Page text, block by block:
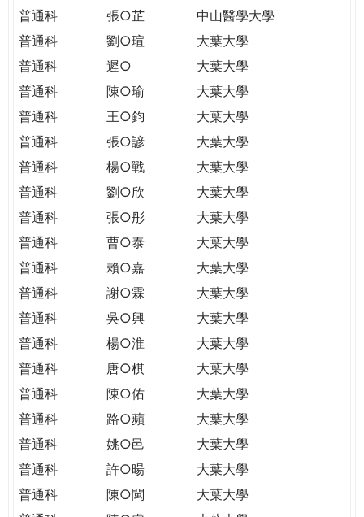
普通科
張○芷
中山醫學大學
普通科
劉○瑄
大葉大學
普通科
遲○
大葉大學
普通科
陳○瑜
大葉大學
普通科
王○鈞
大葉大學
普通科
張○諺
大葉大學
普通科
楊○戰
大葉大學
普通科
劉○欣
大葉大學
普通科
張○彤
大葉大學
普通科
曹○泰
大葉大學
普通科
賴○嘉
大葉大學
普通科
謝○霖
大葉大學
普通科
吳○興
大葉大學
普通科
楊○淮
大葉大學
普通科
唐○棋
大葉大學
普通科
陳○佑
大葉大學
普通科
路○蘋
大葉大學
普通科
姚○邑
大葉大學
普通科
許○暘
大葉大學
普通科
陳○閩
大葉大學